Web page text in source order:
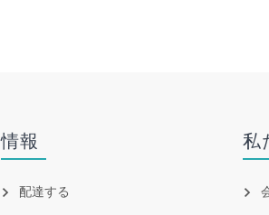
情報
配達する
私